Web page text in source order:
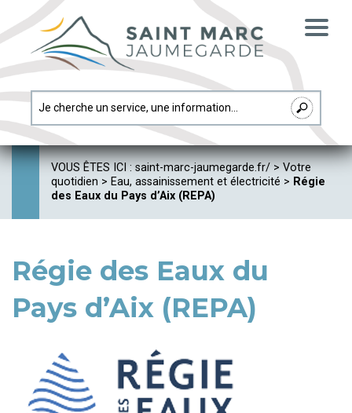
VOUS ÊTES ICI : saint-marc-jaumegarde.fr/ > Votre
quotidien > Eau, assainissement et électricité > Régie
des Eaux du Pays d’Aix (REPA)
Régie des Eaux du
Pays d’Aix (REPA)